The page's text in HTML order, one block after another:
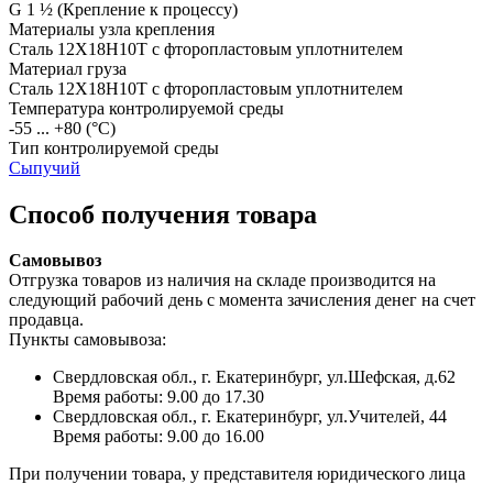
G 1 ½ (Крепление к процессу)
Материалы узла крепления
Сталь 12Х18Н10Т с фторопластовым уплотнителем
Материал груза
Сталь 12Х18Н10Т с фторопластовым уплотнителем
Температура контролируемой среды
-55 ... +80 (°С)
Тип контролируемой среды
Сыпучий
Способ получения товара
Самовывоз
Отгрузка товаров из наличия на складе производится на
следующий рабочий день с момента зачисления денег на счет
продавца.
Пункты самовывоза:
Свердловская обл., г. Екатеринбург, ул.Шефская, д.62
Время работы: 9.00 до 17.30
Свердловская обл., г. Екатеринбург, ул.Учителей, 44
Время работы: 9.00 до 16.00
При получении товара, у представителя юридического лица